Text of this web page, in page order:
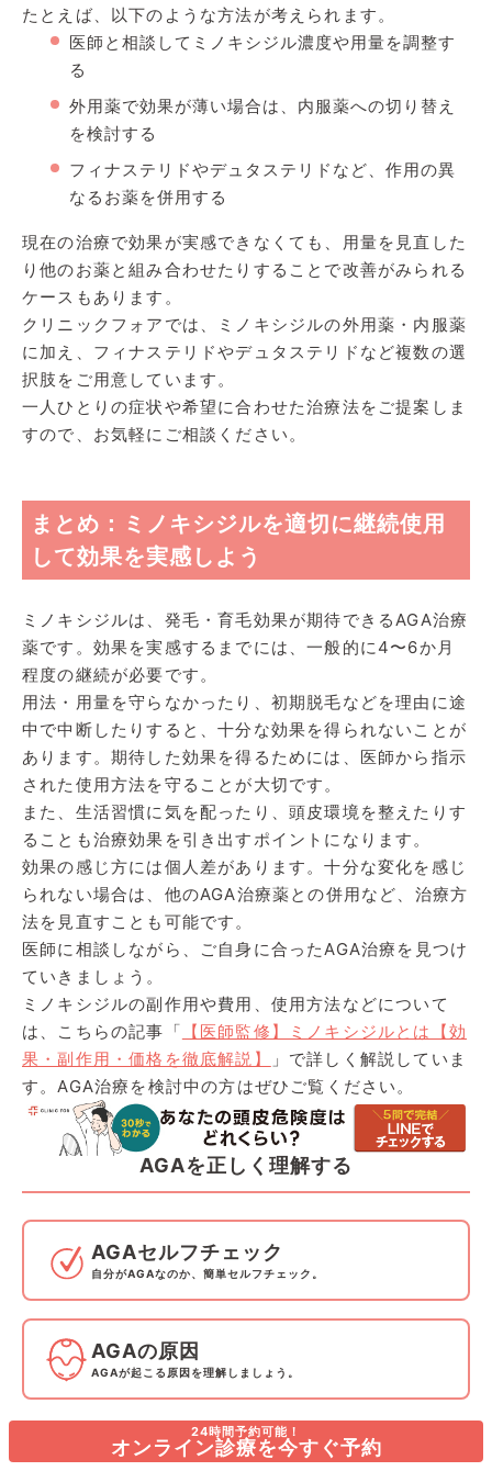
24時間予約可能！
オンライン診療を今すぐ予約
たとえば、以下のような方法が考えられます。
医師と相談してミノキシジル濃度や用量を調整す
る
外用薬で効果が薄い場合は、内服薬への切り替え
を検討する
フィナステリドやデュタステリドなど、作用の異
なるお薬を併用する
現在の治療で効果が実感できなくても、用量を見直した
り他のお薬と組み合わせたりすることで改善がみられる
ケースもあります。
クリニックフォアでは、ミノキシジルの外用薬・内服薬
に加え、フィナステリドやデュタステリドなど複数の選
択肢をご用意しています。
一人ひとりの症状や希望に合わせた治療法をご提案しま
すので、お気軽にご相談ください。
まとめ：ミノキシジルを適切に継続使用
して効果を実感しよう
ミノキシジルは、発毛・育毛効果が期待できるAGA治療
薬です。効果を実感するまでには、一般的に4〜6か月
程度の継続が必要です。
用法・用量を守らなかったり、初期脱毛などを理由に途
中で中断したりすると、十分な効果を得られないことが
あります。期待した効果を得るためには、医師から指示
された使用方法を守ることが大切です。
また、生活習慣に気を配ったり、頭皮環境を整えたりす
ることも治療効果を引き出すポイントになります。
効果の感じ方には個人差があります。十分な変化を感じ
られない場合は、他のAGA治療薬との併用など、治療方
法を見直すことも可能です。
医師に相談しながら、ご自身に合ったAGA治療を見つけ
ていきましょう。
ミノキシジルの副作用や費用、使用方法などについて
は、こちらの記事「 【医師監修】ミノキシジルとは【効
果・副作用・価格を徹底解説】
」で詳しく解説していま
す。AGA治療を検討中の方はぜひご覧ください。
AGAを正しく理解する
AGAセルフチェック
自分がAGAなのか、簡単セルフチェック。
AGAの原因
AGAが起こる原因を理解しましょう。
AGAのお薬について